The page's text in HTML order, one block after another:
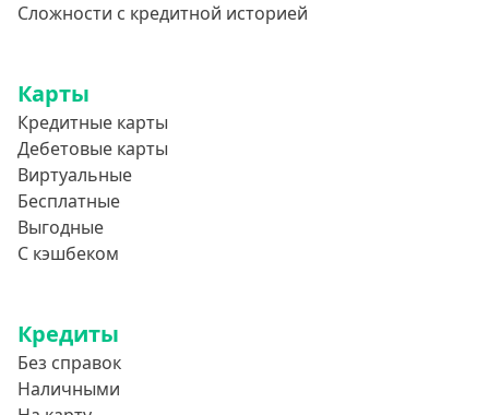
Сложности с кредитной историей
Карты
Кредитные карты
Дебетовые карты
Виртуальные
Бесплатные
Выгодные
С кэшбеком
Кредиты
Без справок
Наличными